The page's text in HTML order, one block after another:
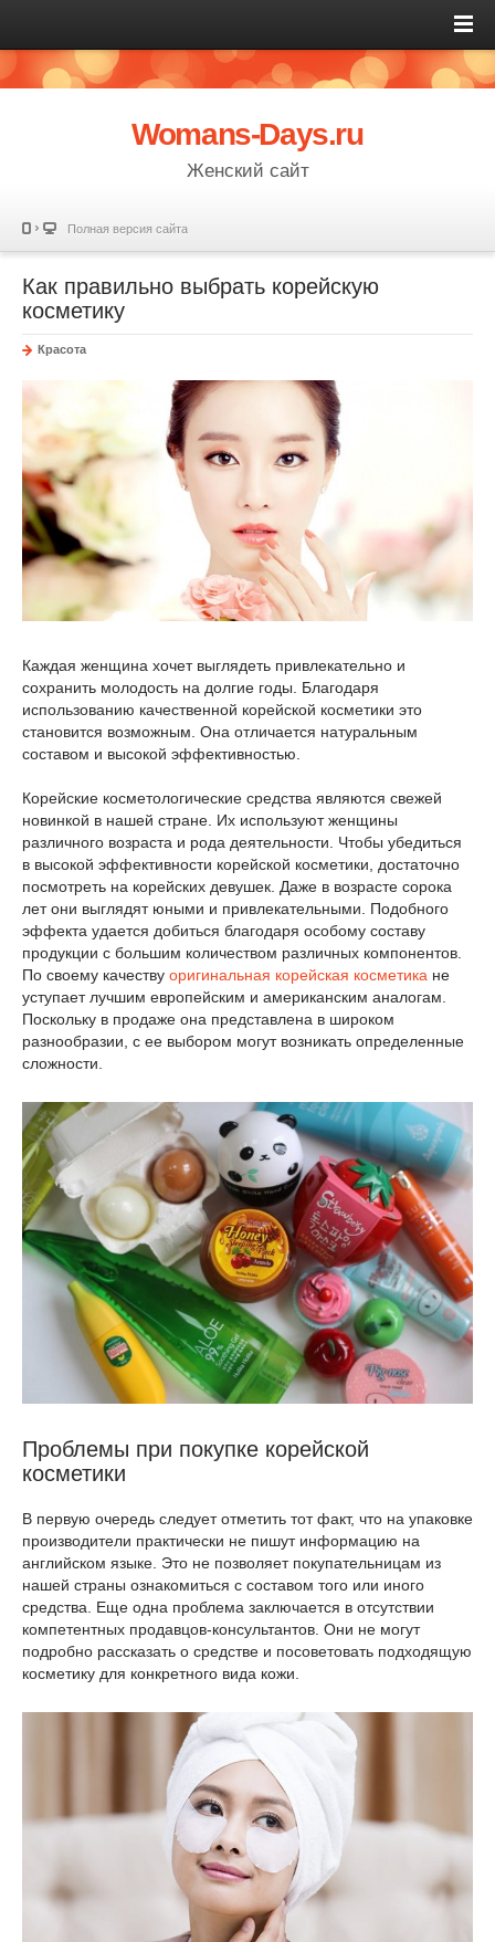
Womans-Days.ru
Женский сайт
Полная версия сайта
Как правильно выбрать корейскую
косметику
Красота
Каждая женщина хочет выглядеть привлекательно и
сохранить молодость на долгие годы. Благодаря
использованию качественной корейской косметики это
становится возможным. Она отличается натуральным
составом и высокой эффективностью.
Корейские косметологические средства являются свежей
новинкой в нашей стране. Их используют женщины
различного возраста и рода деятельности. Чтобы убедиться
в высокой эффективности корейской косметики, достаточно
посмотреть на корейских девушек. Даже в возрасте сорока
лет они выглядят юными и привлекательными. Подобного
эффекта удается добиться благодаря особому составу
продукции с большим количеством различных компонентов.
По своему качеству оригинальная корейская косметика не
уступает лучшим европейским и американским аналогам.
Поскольку в продаже она представлена в широком
разнообразии, с ее выбором могут возникать определенные
сложности.
Проблемы при покупке корейской
косметики
В первую очередь следует отметить тот факт, что на упаковке
производители практически не пишут информацию на
английском языке. Это не позволяет покупательницам из
нашей страны ознакомиться с составом того или иного
средства. Еще одна проблема заключается в отсутствии
компетентных продавцов-консультантов. Они не могут
подробно рассказать о средстве и посоветовать подходящую
косметику для конкретного вида кожи.